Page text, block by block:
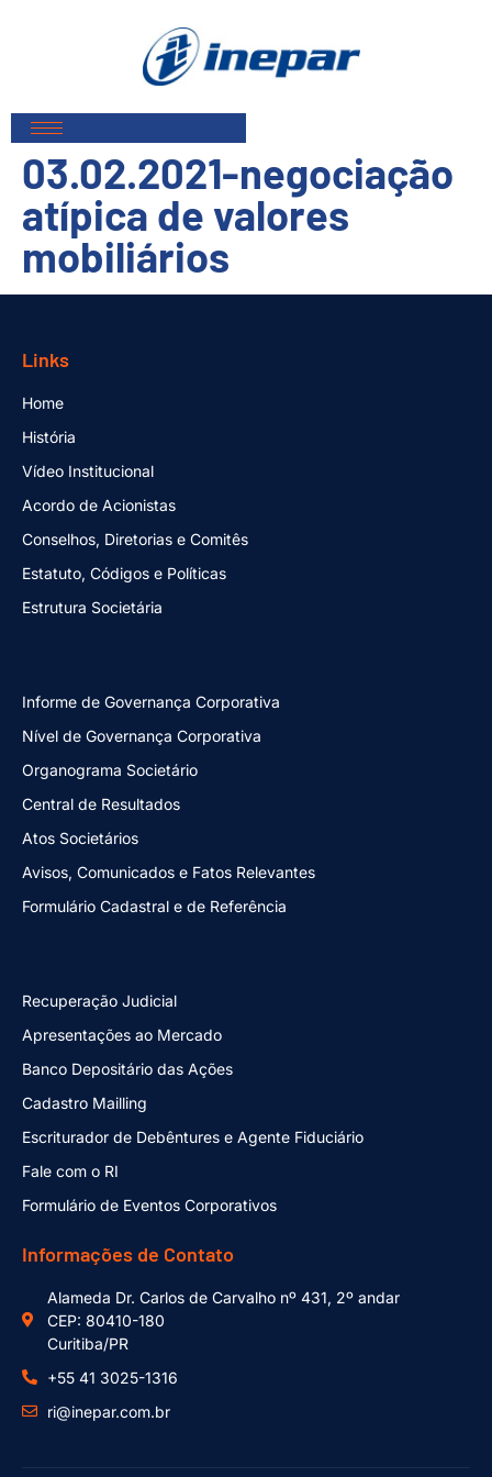
03.02.2021-negociação
atípica de valores
mobiliários
Links
Home
História
Vídeo Institucional
Acordo de Acionistas
Conselhos, Diretorias e Comitês
Estatuto, Códigos e Políticas
Estrutura Societária
Informe de Governança Corporativa
Nível de Governança Corporativa
Organograma Societário
Central de Resultados
Atos Societários
Avisos, Comunicados e Fatos Relevantes
Formulário Cadastral e de Referência
Recuperação Judicial
Apresentações ao Mercado
Banco Depositário das Ações
Cadastro Mailling
Escriturador de Debêntures e Agente Fiduciário
Fale com o RI
Formulário de Eventos Corporativos
Informações de Contato
Alameda Dr. Carlos de Carvalho nº 431, 2º andar
CEP: 80410-180
Curitiba/PR
+55 41 3025-1316
ri@inepar.com.br